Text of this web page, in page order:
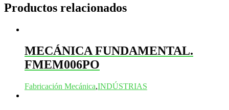
Productos relacionados
MECÁNICA FUNDAMENTAL.
FMEM006PO
Fabricación Mecánica,INDÚSTRIAS